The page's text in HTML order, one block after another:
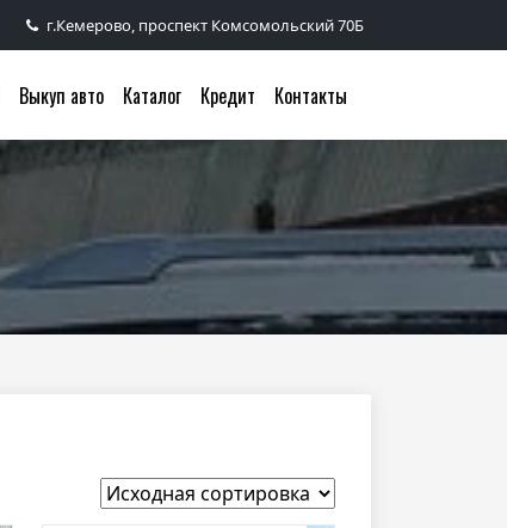
г.Кемерово, проспект Комсомольский 70Б
Выкуп авто Каталог Кредит Контакты